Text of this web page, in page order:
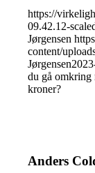
https://
09.42.12-
Jørgensen
content/
Jørgensen
du gå omkring
kroner?
Anders